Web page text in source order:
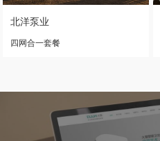
北洋泵业
四网合一套餐